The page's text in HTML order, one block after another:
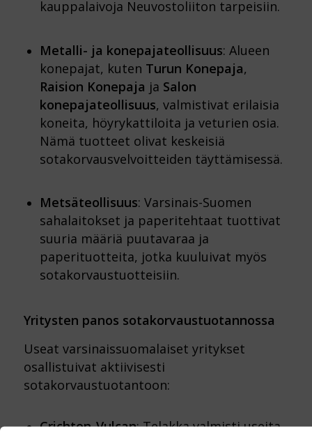
kauppalaivoja Neuvostoliiton tarpeisiin.
Metalli- ja konepajateollisuus: Alueen
konepajat, kuten Turun Konepaja,
Raision Konepaja ja Salon
konepajateollisuus, valmistivat erilaisia
koneita, höyrykattiloita ja veturien osia.
Nämä tuotteet olivat keskeisiä
sotakorvausvelvoitteiden täyttämisessä.
Metsäteollisuus: Varsinais-Suomen
sahalaitokset ja paperitehtaat tuottivat
suuria määriä puutavaraa ja
paperituotteita, jotka kuuluivat myös
sotakorvaustuotteisiin.
Yritysten panos sotakorvaustuotannossa
Useat varsinaissuomalaiset yritykset
osallistuivat aktiivisesti
sotakorvaustuotantoon:
Crichton-Vulcan: Telakka valmisti useita